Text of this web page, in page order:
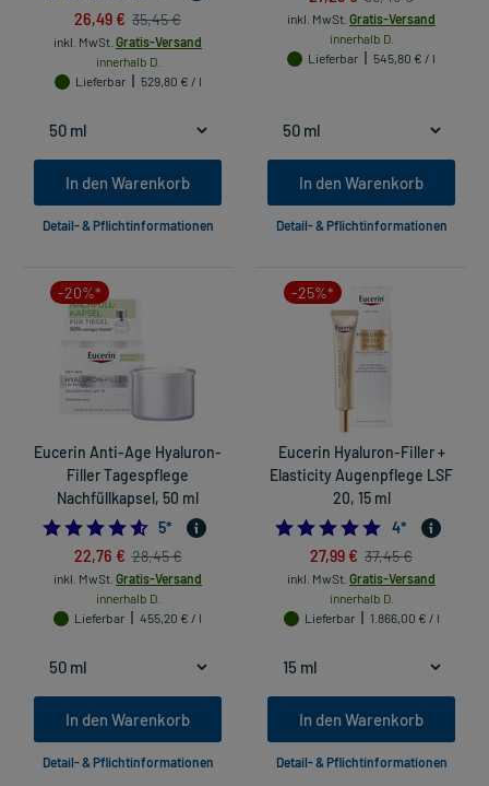
26,49 € 35,45 €
inkl. MwSt. Gratis-Versand
innerhalb D.
Lieferbar
529,80 € / l
In den Warenkorb
Detail- & Pflichtinformationen
inkl. MwSt. Gratis-Versand
innerhalb D.
Lieferbar
545,80 € / l
In den Warenkorb
Detail- & Pflichtinformationen
-20%*
Eucerin Anti-Age Hyaluron-
Filler Tagespflege
Nachfüllkapsel, 50 ml
4.6
5*
22,76 € 28,45 €
inkl. MwSt. Gratis-Versand
innerhalb D.
Lieferbar
455,20 € / l
In den Warenkorb
Detail- & Pflichtinformationen
-25%*
Eucerin Hyaluron-Filler +
Elasticity Augenpflege LSF
20, 15 ml
5.0
4*
27,99 € 37,45 €
inkl. MwSt. Gratis-Versand
innerhalb D.
Lieferbar
1.866,00 € / l
In den Warenkorb
Detail- & Pflichtinformationen